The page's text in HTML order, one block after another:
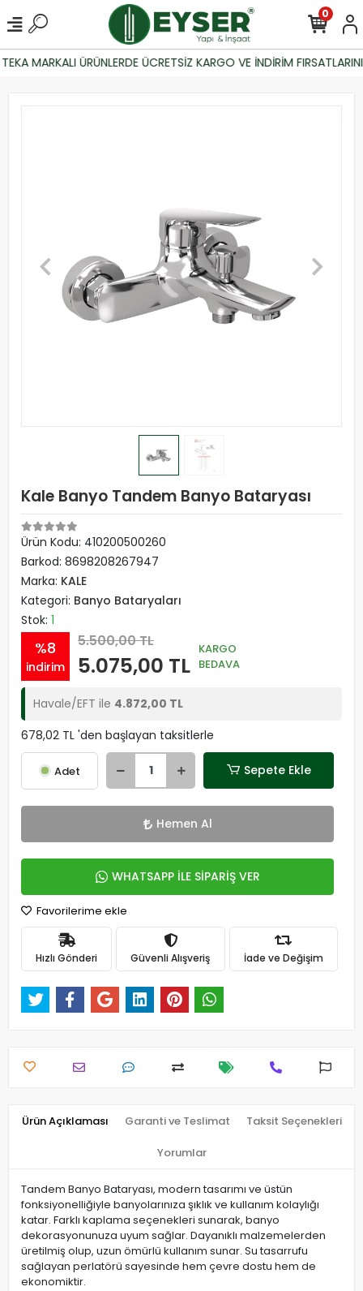
MARKALI ÜRÜNLERDE ÜCRETSİZ KARGO VE İNDİRİM
0
Kale Banyo Tandem Banyo Bataryası
Ürün Kodu: 410200500260
Barkod: 8698208267947
Marka: KALE
Kategori: Banyo Bataryaları
Stok: 1
%8
indirim
5.500,00 TL
5.075,00 TL
KARGO
BEDAVA
Havale/EFT ile 4.872,00 TL
678,02 TL 'den başlayan taksitlerle
Adet Sepete Ekle
Hemen Al
WHATSAPP İLE SİPARİŞ VER
Favorilerime ekle
Hızlı Gönderi Güvenli Alışveriş İade ve Değişim
Ürün Açıklaması Garanti ve Teslimat Taksit Seçenekleri
Yorumlar
​Tandem Banyo Bataryası, modern tasarımı ve üstün
fonksiyonelliğiyle banyolarınıza şıklık ve kullanım kolaylığı
katar. Farklı kaplama seçenekleri sunarak, banyo
dekorasyonunuza uyum sağlar. Dayanıklı malzemelerden
üretilmiş olup, uzun ömürlü kullanım sunar. Su tasarrufu
sağlayan perlatörü sayesinde hem çevre dostu hem de
ekonomiktir.